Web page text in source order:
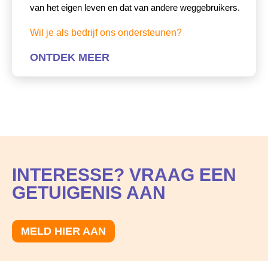
van het eigen leven en dat van andere weggebruikers.
Wil je als bedrijf ons ondersteunen?
ONTDEK MEER
INTERESSE? VRAAG EEN
GETUIGENIS AAN
MELD HIER AAN